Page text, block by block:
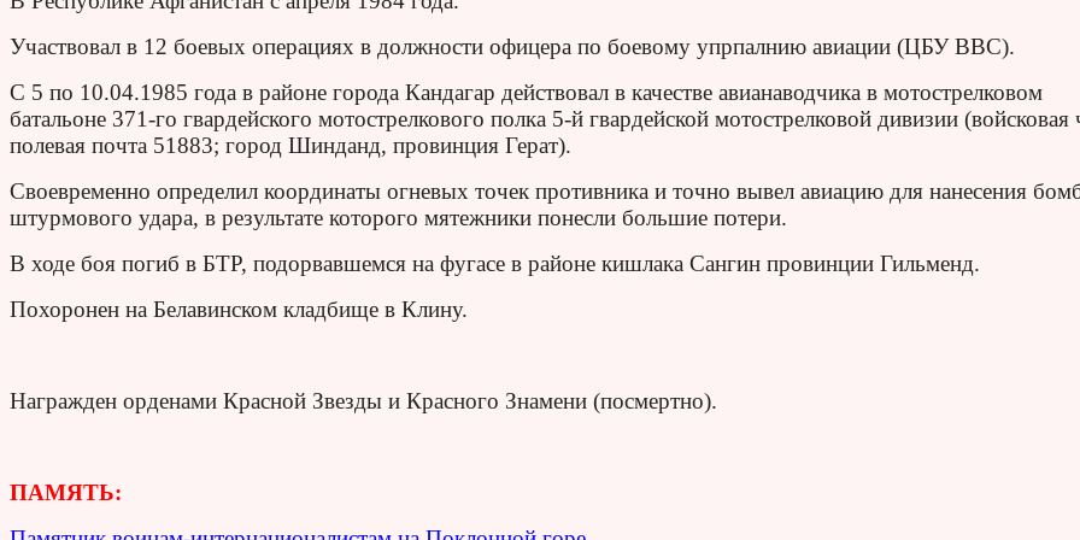
Участвовал в 12 боевых операциях в должности офицера по боевому упрпалнию авиации (ЦБУ ВВС).
С 5 по 10.04.1985 года в районе города Кандагар действовал в качестве авианаводчика в мотострелковом
батальоне 371-го гвардейского мотострелкового полка 5-й гвардейской мотострелковой дивизии (войсковая
полевая почта 51883; город Шинданд, провинция Герат).
Своевременно определил координаты огневых точек противника и точно вывел авиацию для нанесения
штурмового удара, в результате которого мятежники понесли большие потери.
В ходе боя погиб в БТР, подорвавшемся на фугасе в районе кишлака Сангин провинции Гильменд.
Похоронен на Белавинском кладбище в Клину.
Награжден орденами Красной Звезды и Красного Знамени (посмертно).
ПАМЯТЬ: